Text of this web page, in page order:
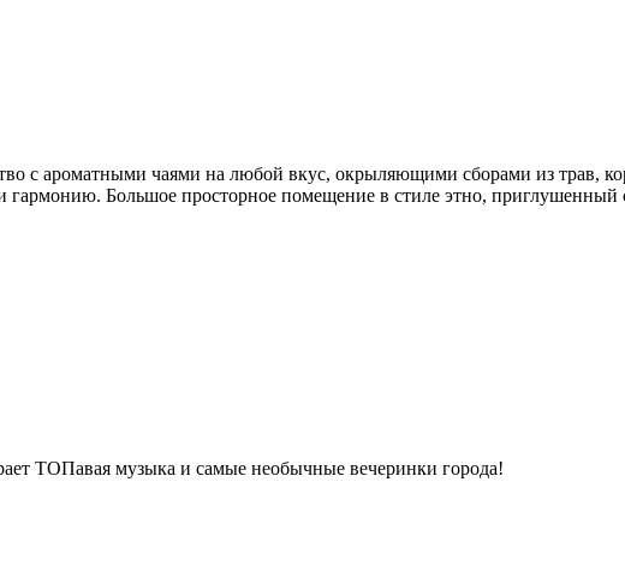
с ароматными чаями на любой вкус, окрыляющими сборами из трав,
и гармонию. Большое просторное помещение в стиле этно,
ТОПавая музыка и самые необычные вечеринки города!